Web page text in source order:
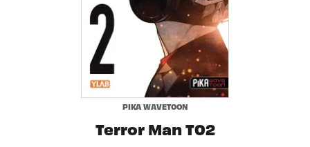
PIKA WAVETOON
Terror Man T02